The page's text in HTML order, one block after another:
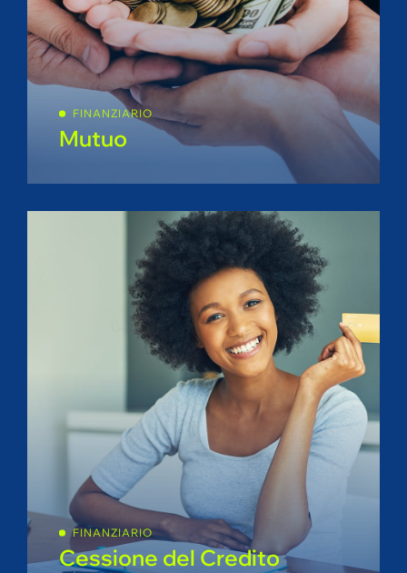
FINANZIARIO
Mutuo
FINANZIARIO
Cessione del Credito